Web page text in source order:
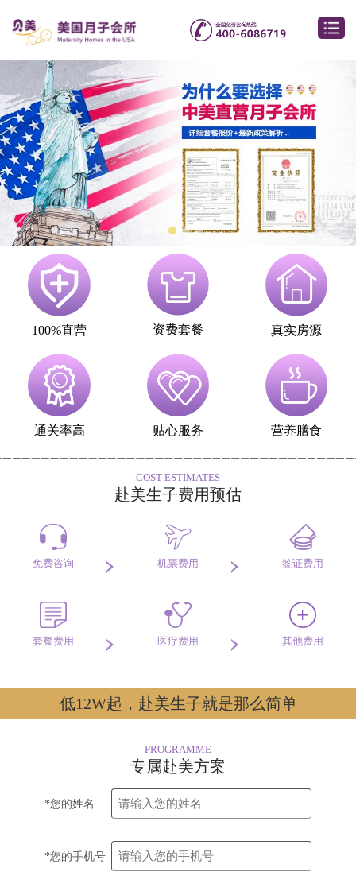
100%直营 资费套餐 真实房源
通关率高 贴心服务 营养膳食
COST ESTIMATES
赴美生子费用预估
免费咨询 机票费用 签证费用
套餐费用 医疗费用 其他费用
低12W起，赴美生子就是那么简单
PROGRAMME
专属赴美方案
*您的姓名
*您的手机号